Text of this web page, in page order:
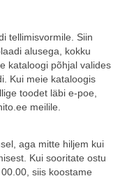
tellimisvormile. Siin
alusega, kokku
kataloogi põhjal valides
Kui meie kataloogis
toodet läbi e-poe,
meilile.
aga mitte hiljem kui
Kui sooritate ostu
siis koostame